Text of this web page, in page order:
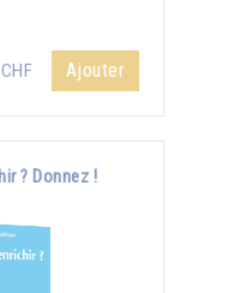
Ajouter
? Donnez !